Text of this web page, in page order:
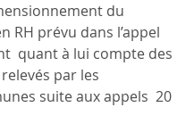
du
RH prévu dans l’appel
quant à lui compte des
par les
suite aux appels  20